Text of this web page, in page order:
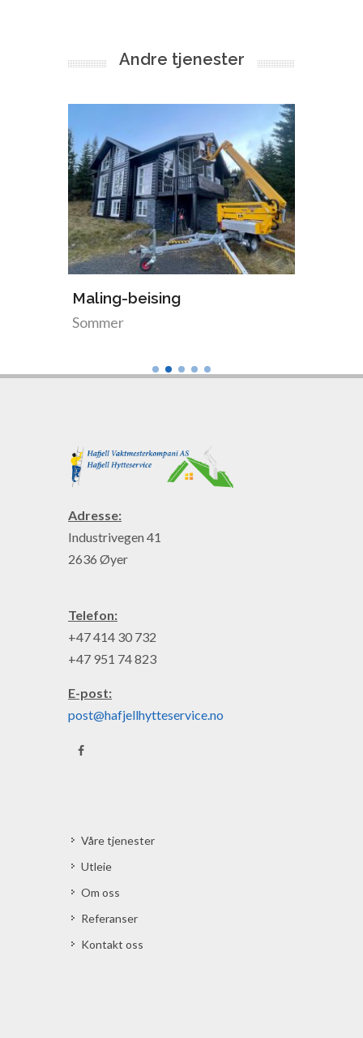
Andre tjenester
Maling-beising
Sommer
Adresse:
Industrivegen 41
2636 Øyer
Telefon:
+47 414 30 732
+47 951 74 823
E-post:
post@hafjellhytteservice.no
Våre tjenester
Utleie
Om oss
Referanser
Kontakt oss